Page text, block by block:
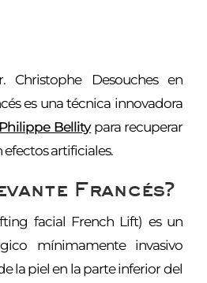
Christophe Desouches en
es una técnica innovadora
Bellitypara recuperar
artificiales.
Francés?
facial French Lift) es un
mínimamente invasivo
la piel en la parte inferior del